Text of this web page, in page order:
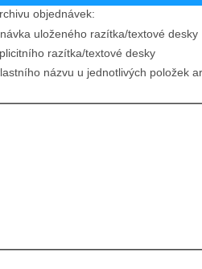
objednávek:
razítka/textové desky
uloženého razítka/textové desky
názvu u jednotlivých položek